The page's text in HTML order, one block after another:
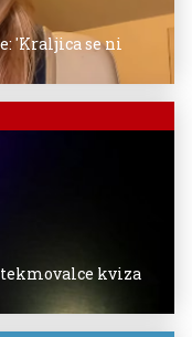
'Kraljica se ni
tekmovalce kviza